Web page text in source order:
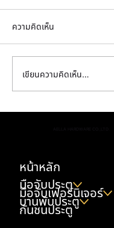
ความคิดเห็น
เขียนความคิดเห็น…
หน้าหลัก
มือจับประตู
มือจับเฟอร์นิเจอร์
บานพับประตู
กันชนประตู